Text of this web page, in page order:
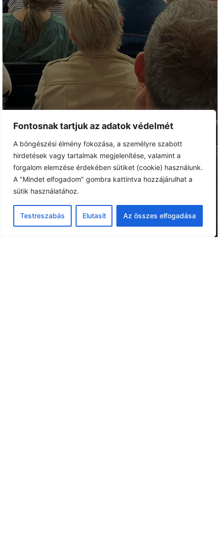
Fontosnak tartjuk az adatok védelmét
A böngészési élmény fokozása, a személyre szabott
hirdetések vagy tartalmak megjelenítése, valamint a
forgalom elemzése érdekében sütiket (cookie) használunk.
A "Mindet elfogadom" gombra kattintva hozzájárulhat a
sütik használatához.
Testreszabás Elutasít Az összes elfogadása